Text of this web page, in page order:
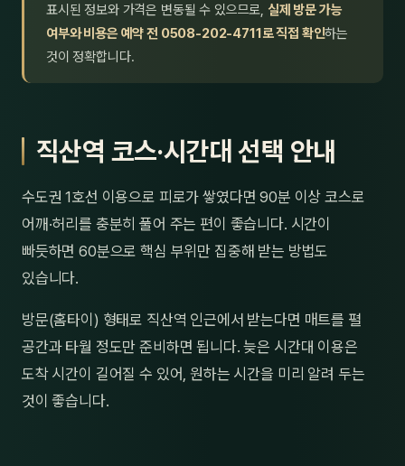
표시된 정보와 가격은 변동될 수 있으므로, 실제 방문 가능
여부와 비용은 예약 전 0508-202-4711로 직접 확인하는
것이 정확합니다.
직산역 코스·시간대 선택 안내
수도권 1호선 이용으로 피로가 쌓였다면 90분 이상 코스로
어깨·허리를 충분히 풀어 주는 편이 좋습니다. 시간이
빠듯하면 60분으로 핵심 부위만 집중해 받는 방법도
있습니다.
방문(홈타이) 형태로 직산역 인근에서 받는다면 매트를 펼
공간과 타월 정도만 준비하면 됩니다. 늦은 시간대 이용은
도착 시간이 길어질 수 있어, 원하는 시간을 미리 알려 두는
것이 좋습니다.